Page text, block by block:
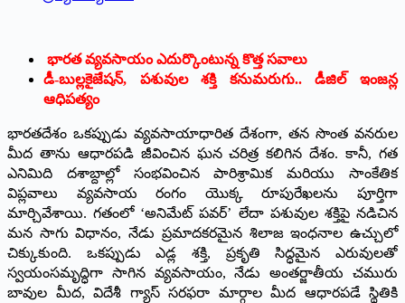
భారత వ్యవసాయం ఎదుర్కొంటున్న కొత్త సవాలు
​డీ-బుల్లకైజేషన్, పశువుల శక్తి కనుమరుగు.. డీజిల్ ఇంజన్ల
ఆధిపత్యం
భారతదేశం ఒకప్పుడు వ్యవసాయాధారిత దేశంగా, తన సొంత వనరుల
మీద తాను ఆధారపడి జీవించిన ఘన చరిత్ర కలిగిన దేశం. కానీ, గత
ఎనిమిది దశాబ్దాల్లో సంభవించిన పారిశ్రామిక మరియు సాంకేతిక
విప్లవాలు వ్యవసాయ రంగం యొక్క రూపురేఖలను పూర్తిగా
మార్చివేశాయి. గతంలో ‘అనిమేట్ పవర్’ లేదా పశువుల శక్తిపై నడిచిన
మన సాగు విధానం, నేడు ప్రమాదకరమైన శిలాజ ఇంధనాల ఉచ్చులో
చిక్కుకుంది. ఒకప్పుడు ఎడ్ల శక్తి, ప్రకృతి సిద్ధమైన ఎరువులతో
స్వయంసమృద్ధిగా సాగిన వ్యవసాయం, నేడు అంతర్జాతీయ చమురు
బావుల మీద, విదేశీ గ్యాస్ సరఫరా మార్గాల మీద ఆధారపడే స్థితికి